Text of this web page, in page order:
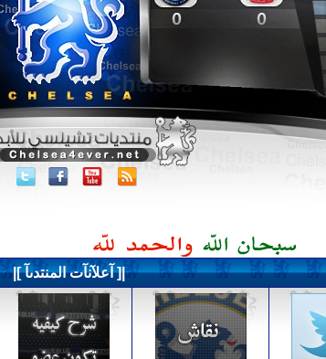
|[ آعلآنآت المنتدىآ ]|